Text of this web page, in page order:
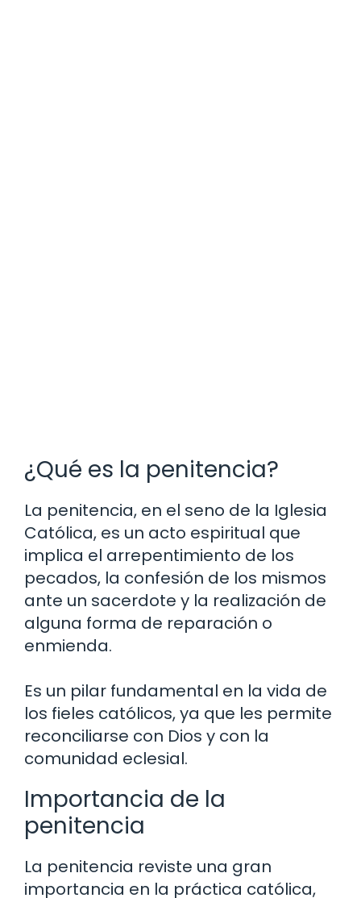
¿Qué es la penitencia?
La penitencia, en el seno de la Iglesia
Católica, es un acto espiritual que
implica el arrepentimiento de los
pecados, la confesión de los mismos
ante un sacerdote y la realización de
alguna forma de reparación o
enmienda.
Es un pilar fundamental en la vida de
los fieles católicos, ya que les permite
reconciliarse con Dios y con la
comunidad eclesial.
Importancia de la
penitencia
La penitencia reviste una gran
importancia en la práctica católica,